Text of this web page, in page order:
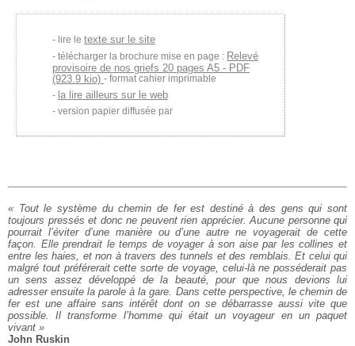
lire le texte sur le site
télécharger la brochure mise en page : Relevé
provisoire de nos griefs 20 pages A5 - PDF
(923.9 kio) - format cahier imprimable
la lire ailleurs sur le web
version papier diffusée par
« Tout le système du chemin de fer est destiné à des gens qui sont
toujours pressés et donc ne peuvent rien apprécier. Aucune personne qui
pourrait l’éviter d’une manière ou d’une autre ne voyagerait de cette
façon. Elle prendrait le temps de voyager à son aise par les collines et
entre les haies, et non à travers des tunnels et des remblais. Et celui qui
malgré tout préférerait cette sorte de voyage, celui-là ne posséderait pas
un sens assez développé de la beauté, pour que nous devions lui
adresser ensuite la parole à la gare. Dans cette perspective, le chemin de
fer est une affaire sans intérêt dont on se débarrasse aussi vite que
possible. Il transforme l’homme qui était un voyageur en un paquet
vivant »
John Ruskin